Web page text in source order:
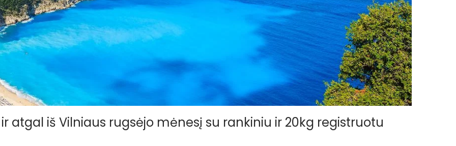
atgal iš Vilniaus rugsėjo mėnesį su rankiniu ir 20kg registruotu